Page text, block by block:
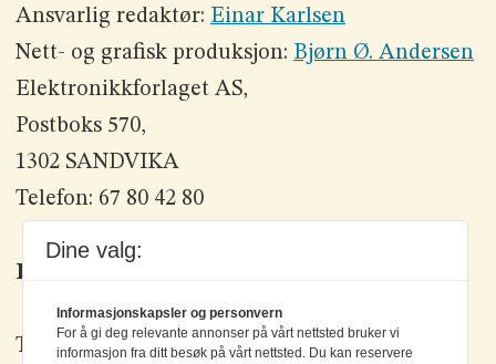
Ansvarlig redaktør: Einar Karlsen
Nett- og grafisk produksjon: Bjørn Ø. Andersen
Elektronikkforlaget AS,
Postboks 570,
1302 SANDVIKA
Telefon: 67 80 42 80
Kontakt oss
Tlf: +47 67 80 42 80
Dine valg:
Informasjonskapsler og personvern
For å gi deg relevante annonser på vårt nettsted bruker vi
informasjon fra ditt besøk på vårt nettsted. Du kan reservere